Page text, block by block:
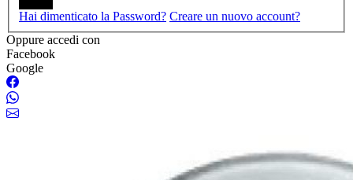
Hai dimenticato la Password? Creare un nuovo account?
Oppure accedi con
Facebook
Google